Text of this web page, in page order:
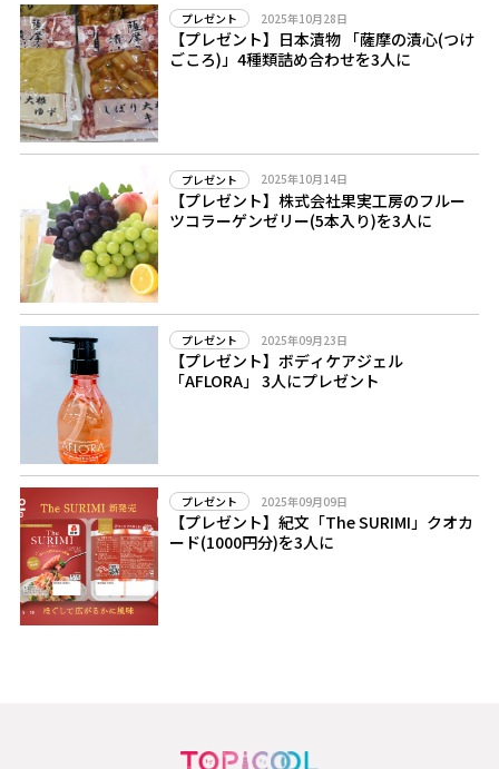
プレゼント 2025年10月28日
【プレゼント】日本漬物 「薩摩の漬心(つけ
ごころ)」4種類詰め合わせを3人に
プレゼント 2025年10月14日
【プレゼント】株式会社果実工房のフルー
ツコラーゲンゼリー(5本入り)を3人に
プレゼント 2025年09月23日
【プレゼント】ボディケアジェル
「AFLORA」 3人にプレゼント
プレゼント 2025年09月09日
【プレゼント】紀文「The SURIMI」クオカ
ード(1000円分)を3人に